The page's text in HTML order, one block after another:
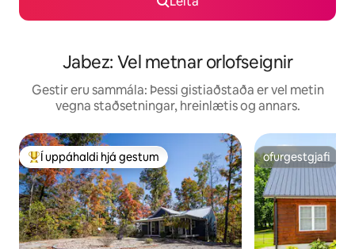
Jabez: Vel metnar orlofseignir
Gestir eru sammála: Þessi gistiaðstaða er vel metin
vegna staðsetningar, hreinlætis og annars.
Í mestu uppáhaldi hjá gestum
Í uppáhaldi hjá gestum ofurgestgjafi
ofurgestgjafi